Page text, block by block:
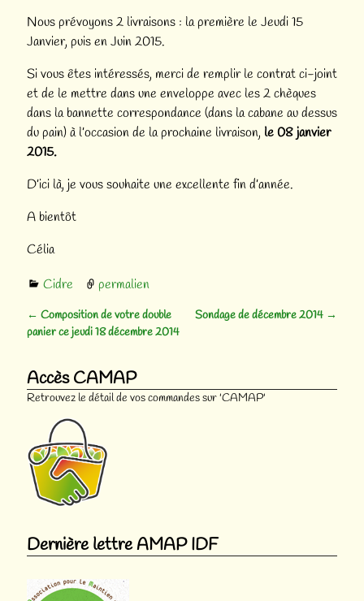
Nous prévoyons 2 livraisons : la première le Jeudi 15
Janvier, puis en Juin 2015.
Si vous êtes intéressés, merci de remplir le contrat ci-joint
et de le mettre dans une enveloppe avec les 2 chèques
dans la bannette correspondance (dans la cabane au dessus
du pain) à l’occasion de la prochaine livraison, le 08 janvier
2015.
D’ici là, je vous souhaite une excellente fin d’année.
A bientôt
Célia
Cidre permalien
Navigation des articles
← Composition de votre double
panier ce jeudi 18 décembre 2014
Sondage de décembre 2014 →
Accès CAMAP
Retrouvez le détail de vos commandes sur 'CAMAP'
Dernière lettre AMAP IDF